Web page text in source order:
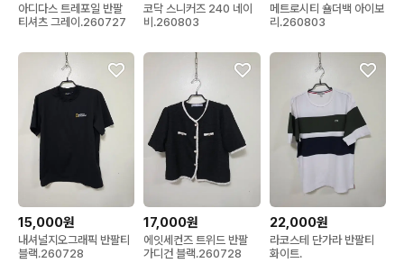
아디다스 트레포일 반팔
티셔츠 그레이.260727
코닥 스니커즈 240 네이
비.260803
메트로시티 숄더백 아이보
리.260803
15,000원
내셔널지오그래픽 반팔티
블랙.260728
17,000원
에잇세컨즈 트위드 반팔
가디건 블랙.260728
22,000원
라코스테 단가라 반팔티
화이트.